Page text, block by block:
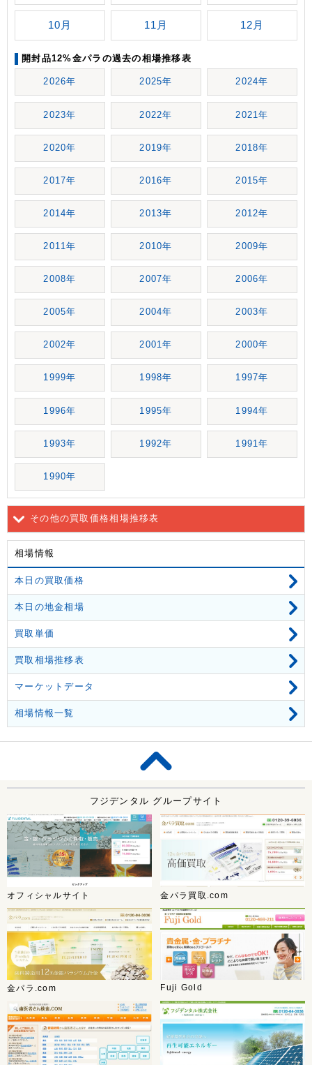
10月 11月 12月
開封品12%金パラの過去の相場推移表
2026年 2025年 2024年
2023年 2022年 2021年
2020年 2019年 2018年
2017年 2016年 2015年
2014年 2013年 2012年
2011年 2010年 2009年
2008年 2007年 2006年
2005年 2004年 2003年
2002年 2001年 2000年
1999年 1998年 1997年
1996年 1995年 1994年
1993年 1992年 1991年
1990年
その他の買取価格相場推移表
相場情報
本日の買取価格
本日の地金相場
買取単価
買取相場推移表
マーケットデータ
相場情報一覧
フジデンタル グループサイト
オフィシャルサイト 金パラ買取.com
金パラ.com Fuji Gold